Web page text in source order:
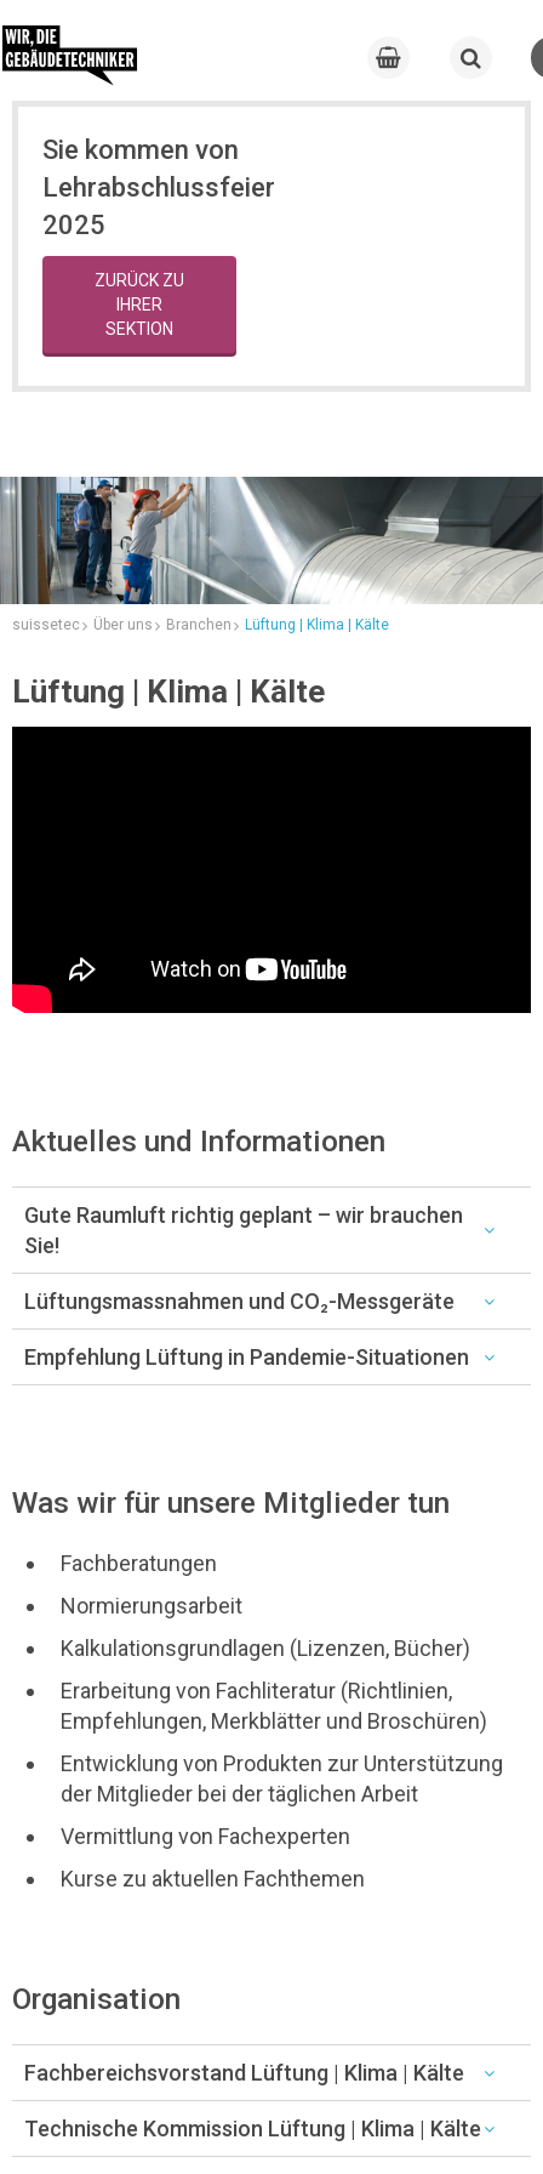
Sie kommen von
Lehrabschlussfeier
2025
ZURÜCK ZU
IHRER
SEKTION
suissetec Über uns Branchen Lüftung | Klima | Kälte
Lüftung | Klima | Kälte
Aktuelles und Informationen
Gute Raumluft richtig geplant – wir brauchen
Sie!
Lüftungsmassnahmen und CO₂-Messgeräte
Empfehlung Lüftung in Pandemie-Situationen
Was wir für unsere Mitglieder tun
Fachberatungen
Normierungsarbeit
Kalkulationsgrundlagen (Lizenzen, Bücher)
Erarbeitung von Fachliteratur (Richtlinien,
Empfehlungen, Merkblätter und Broschüren)
Entwicklung von Produkten zur Unterstützung
der Mitglieder bei der täglichen Arbeit
Vermittlung von Fachexperten
Kurse zu aktuellen Fachthemen
Organisation
Fachbereichsvorstand Lüftung | Klima | Kälte
Technische Kommission Lüftung | Klima | Kälte